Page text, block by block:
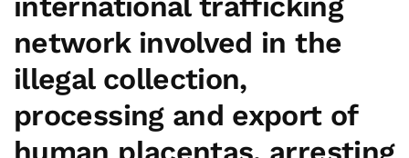
network involved in the
illegal collection,
processing and export of